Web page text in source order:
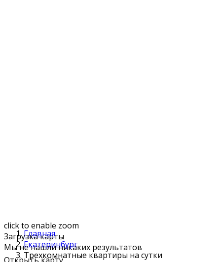
click to enable zoom
Загрузка карты
Мы не нашли никаких результатов
Главная
Екатеринбург
Трехкомнатные квартиры на сутки